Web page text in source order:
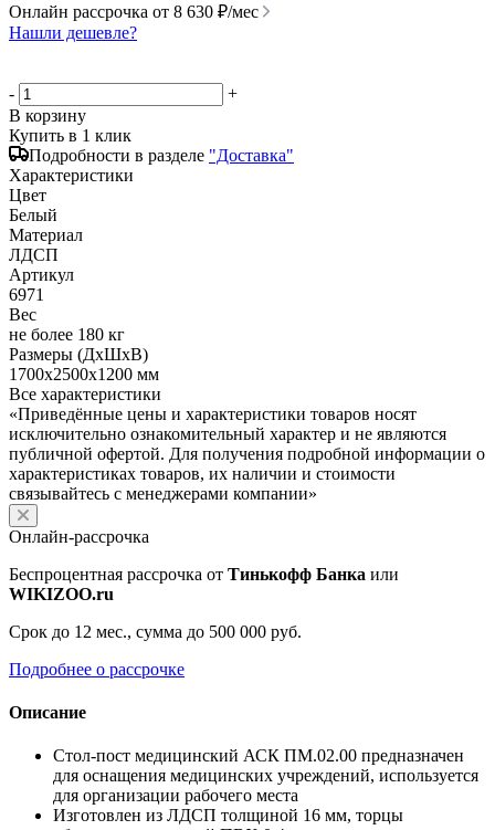
Онлайн рассрочка от 8 630 ₽/мес
Нашли дешевле?
-
+
В корзину
Купить в 1 клик
Подробности в разделе "Доставка"
Характеристики
Цвет
Белый
Материал
ЛДСП
Артикул
6971
Вес
не более 180 кг
Размеры (ДхШхВ)
1700х2500х1200 мм
Все характеристики
«Приведённые цены и характеристики товаров носят
исключительно ознакомительный характер и не являются
публичной офертой. Для получения подробной информации о
характеристиках товаров, их наличии и стоимости
связывайтесь с менеджерами компании»
Онлайн-рассрочка
Беспроцентная рассрочка от Тинькофф Банка или
WIKIZOO.ru
Срок до 12 мес., сумма до 500 000 руб.
Подробнее о рассрочке
Описание
Стол-пост медицинский АСК ПМ.02.00 предназначен
для оснащения медицинских учреждений, используется
для организации рабочего места
Изготовлен из ЛДСП толщиной 16 мм, торцы